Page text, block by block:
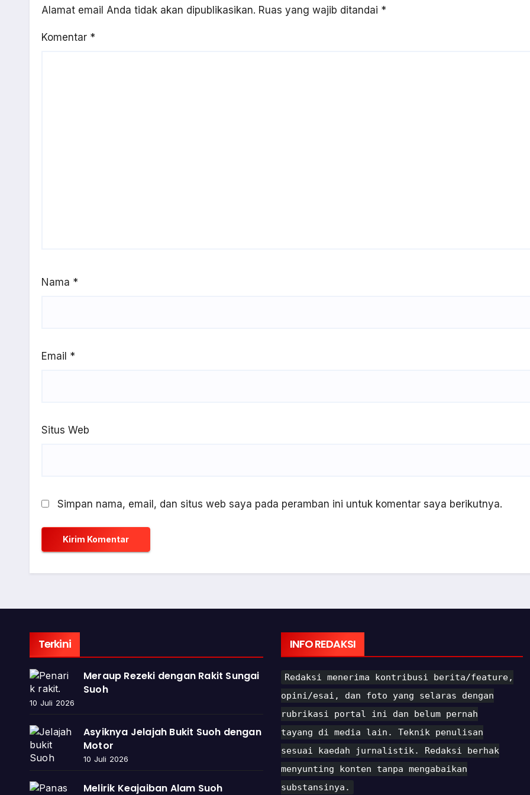
Alamat email Anda tidak akan dipublikasikan. Ruas yang wajib ditandai *
Komentar *
Nama *
Email *
Situs Web
Simpan nama, email, dan situs web saya pada peramban ini untuk komentar saya berikutnya.
Terkini
Meraup Rezeki dengan Rakit Sungai
Suoh
10 Juli 2026
Asyiknya Jelajah Bukit Suoh dengan
Motor
10 Juli 2026
Melirik Keajaiban Alam Suoh
INFO REDAKSI
Redaksi menerima kontribusi berita/feature,
opini/esai, dan foto yang selaras dengan
rubrikasi portal ini dan belum pernah
tayang di media lain. Teknik penulisan
sesuai kaedah jurnalistik. Redaksi berhak
menyunting konten tanpa mengabaikan
substansinya.